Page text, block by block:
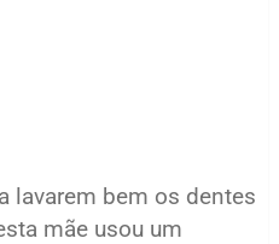
lavarem bem os dentes
mãe usou um